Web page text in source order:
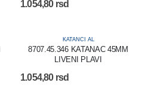
1.054,80 rsd
KATANCI AL
8707.45.346 KATANAC 45MM
LIVENI PLAVI
1.054,80 rsd